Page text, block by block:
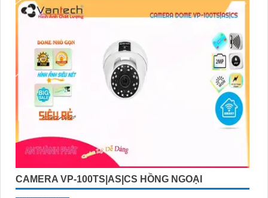
CAMERA VP-100TS|AS|CS HỒNG NGOẠI